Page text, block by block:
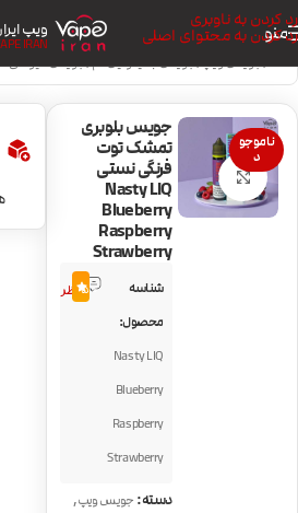
رد کردن به ناوبری
رد کردن به محتوای اصلی
منو ویپ
IRAN
خانه/جویس ویپ/جویس با نیکوتین کم/جویس میوه‌ای
ناموجو
د
بزرگنمایی تصویر
جویس بلوبری
تمشک توت
فرنگی نستی
Nasty LIQ
Blueberry
Raspberry
Strawberry
شناسه
محصول:
Nasty LIQ
Blueberry
Raspberry
Strawberry
1
نظر5.0
دسته: جویس ویپ,